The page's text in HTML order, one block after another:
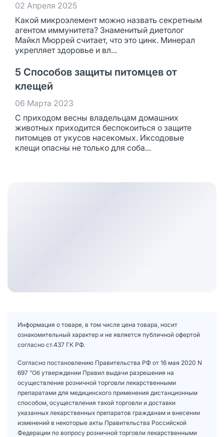
02 Апреля 2025
Какой микроэлемент можно назвать секретным
агентом иммунитета? Знаменитый диетолог
Майкл Мюррей считает, что это цинк. Минерал
укрепляет здоровье и вл...
5 Способов защиты питомцев от
клещей
06 Марта 2023
С приходом весны владельцам домашних
животных приходится беспокоиться о защите
питомцев от укусов насекомых. Иксодовые
клещи опасны не только для соба...
Информация о товаре, в том числе цена товара, носит
ознакомительный характер и не является публичной офертой
согласно ст.437 ГК РФ.
Согласно постановлению Правительства РФ от 16 мая 2020 N
697 "Об утверждении Правил выдачи разрешения на
осуществление розничной торговли лекарственными
препаратами для медицинского применения дистанционным
способом, осуществления такой торговли и доставки
указанных лекарственных препаратов гражданам и внесении
изменений в некоторые акты Правительства Российской
Федерации по вопросу розничной торговли лекарственными